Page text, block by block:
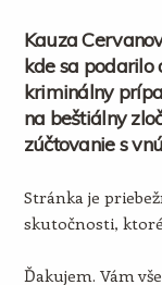
Kauza
kde sa podarilo
kriminálny
na beštiálny
zúčtovanie s
Stránka je
skutočnosti,
Ďakujem. Vám